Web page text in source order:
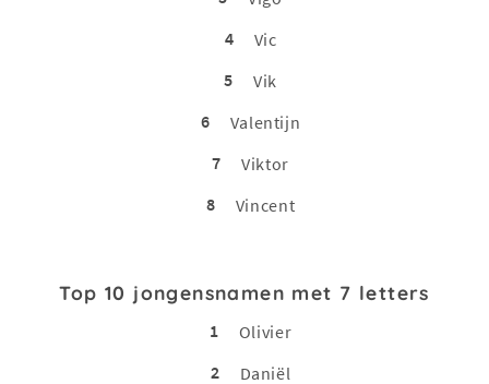
4
Vic
5
Vik
6
Valentijn
7
Viktor
8
Vincent
Top 10 jongensnamen met 7 letters
1
Olivier
2
Daniël